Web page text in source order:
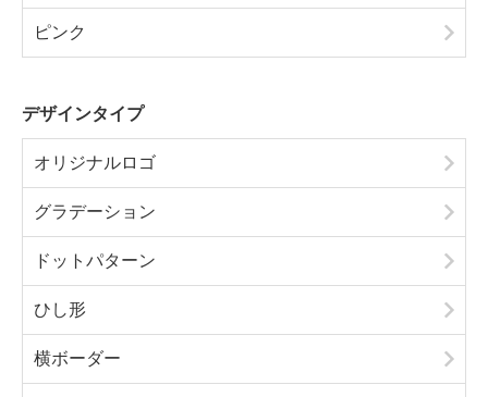
ピンク
デザインタイプ
オリジナルロゴ
グラデーション
ドットパターン
ひし形
横ボーダー